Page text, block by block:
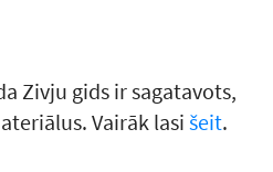
Zivju gids ir sagatavots,
Vairāk lasišeit.